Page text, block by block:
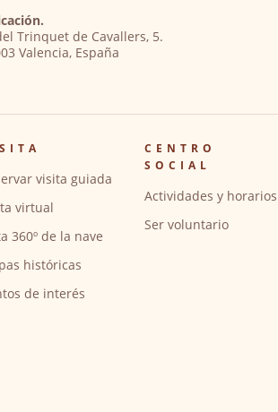
Trinquet de Cavallers, 5.
Valencia, España
visita guiada
virtual
360º de la nave
históricas
de interés
CENTRO
SOCIAL
Actividades y horarios
Ser voluntario